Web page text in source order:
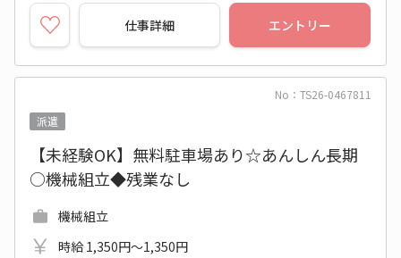
仕事詳細 エントリー
No：TS26-0467811
派遣
【未経験OK】無料駐車場あり☆あんしん長期
○機械組立◆残業なし
機械組立
時給 1,350円～1,350円